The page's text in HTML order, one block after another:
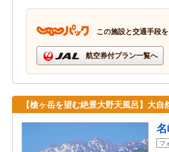
この施設と交通手段
航空券付プラン一覧へ
【槍ヶ岳を望む絶景大野天風呂】大
フ